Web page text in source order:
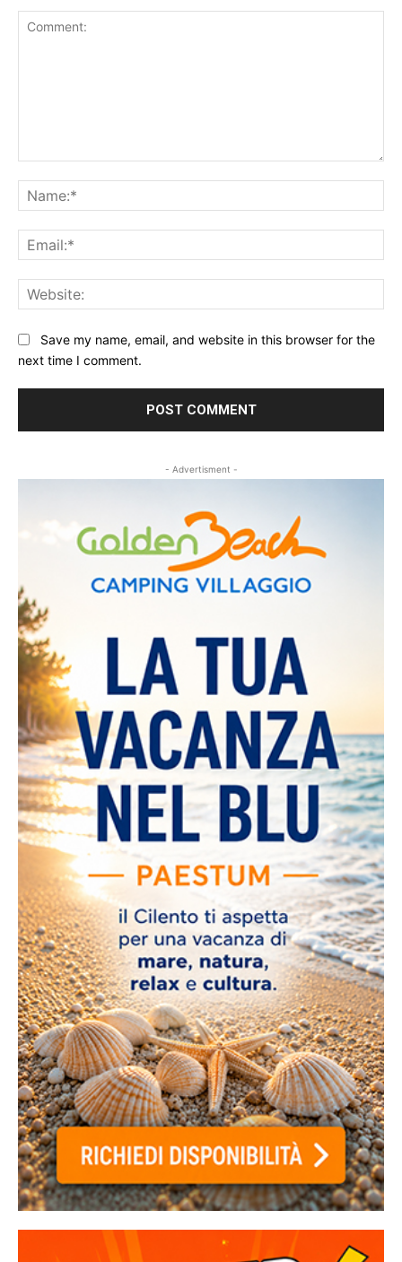
Save my name, email, and website in this browser for the
next time I comment.
- Advertisment -